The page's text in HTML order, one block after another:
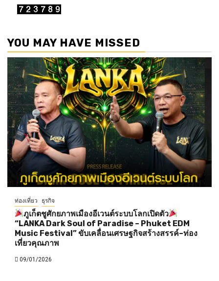
YOU MAY HAVE MISSED
ท่องเที่ยว ธุรกิจ
ภูเก็ตชูศักยภาพเมืองอีเวนต์ระบบโลกเปิดตัว
“LANKA Dark Soul of Paradise – Phuket EDM
Music Festival” ขับเคลื่อนเศรษฐกิจสร้างสรรค์–ท่อง
เที่ยวคุณภาพ
09/01/2026